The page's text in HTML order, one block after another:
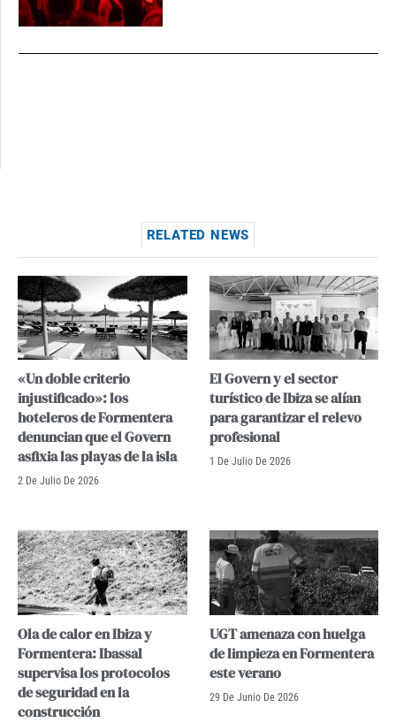
RELATED NEWS
«Un doble criterio
injustificado»: los
hoteleros de Formentera
denuncian que el Govern
asfixia las playas de la isla
2 De Julio De 2026
El Govern y el sector
turístico de Ibiza se alían
para garantizar el relevo
profesional
1 De Julio De 2026
Ola de calor en Ibiza y
Formentera: Ibassal
supervisa los protocolos
de seguridad en la
construcción
UGT amenaza con huelga
de limpieza en Formentera
este verano
29 De Junio De 2026